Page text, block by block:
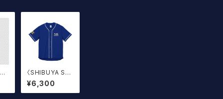
〈SHIBUYA Sce
lfida〉2026 オ
フィシャルベース
ボールウェア
¥6,300